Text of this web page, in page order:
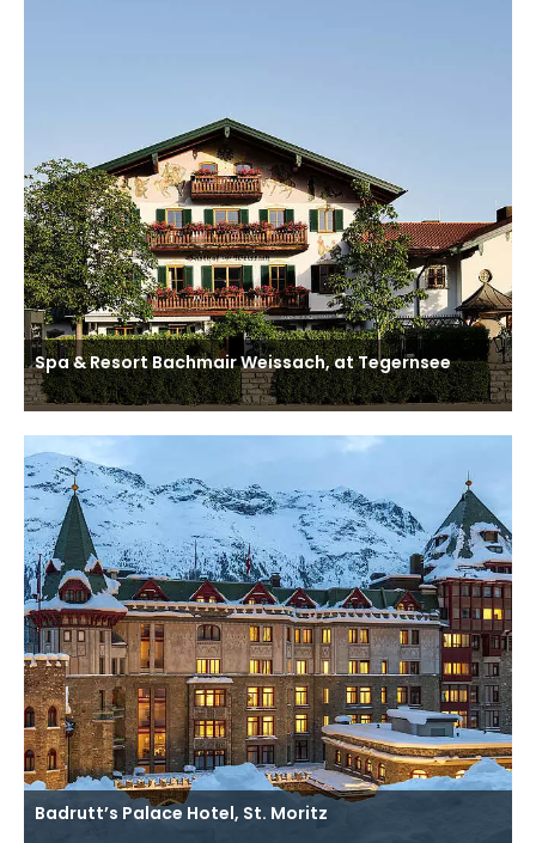
Spa & Resort Bachmair Weissach, at Tegernsee
Badrutt’s Palace Hotel, St. Moritz